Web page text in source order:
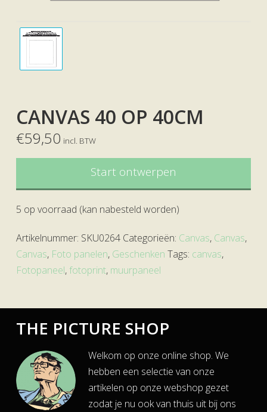
CANVAS 40 OP 40CM
€59,50 incl. BTW
Start ontwerpen
5 op voorraad (kan nabesteld worden)
Artikelnummer: SKU0264 Categorieën: Canvas, Canvas,
Canvas, Foto panelen, Geschenken Tags: canvas,
Fotopaneel,fotoprint, muurpaneel
THE PICTURE SHOP
Welkom op onze online shop. We
hebben een selectie van onze
artikelen op onze webshop gezet
zodat je nu ook van thuis uit bij ons